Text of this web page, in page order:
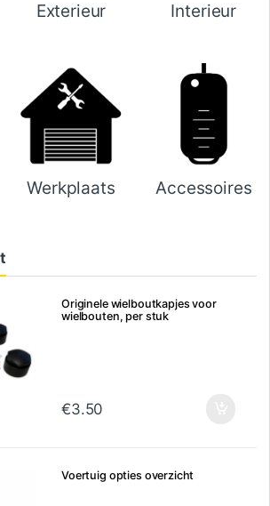
Exterieur Interieur
Werkplaats Accessoires
Originele wielboutkapjes voor
wielbouten, per stuk
€3.50
Voertuig opties overzicht